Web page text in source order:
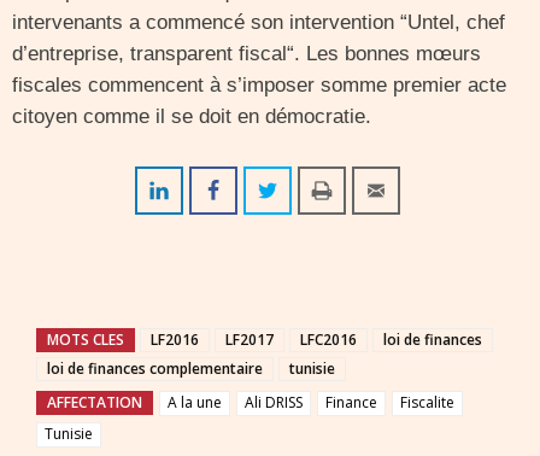
intervenants a commencé son intervention “Untel, chef
d’entreprise, transparent fiscal“. Les bonnes mœurs
fiscales commencent à s’imposer somme premier acte
citoyen comme il se doit en démocratie.
MOTS CLES LF2016 LF2017 LFC2016
loi de finances
loi de finances complementaire
tunisie
AFFECTATION
A la une Ali DRISS Finance
Fiscalite
Tunisie